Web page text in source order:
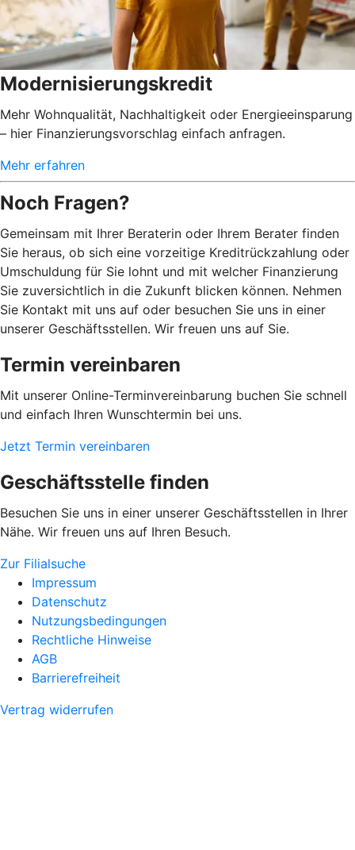
Modernisierungskredit
Mehr Wohnqualität, Nachhaltigkeit oder Energieeinsparung
– hier Finanzierungsvorschlag einfach anfragen.
Mehr erfahren
Noch Fragen?
Gemeinsam mit Ihrer Beraterin oder Ihrem Berater finden
Sie heraus, ob sich eine vorzeitige Kreditrückzahlung oder
Umschuldung für Sie lohnt und mit welcher Finanzierung
Sie zuversichtlich in die Zukunft blicken können. Nehmen
Sie Kontakt mit uns auf oder besuchen Sie uns in einer
unserer Geschäftsstellen. Wir freuen uns auf Sie.
Termin vereinbaren
Mit unserer Online-Terminvereinbarung buchen Sie schnell
und einfach Ihren Wunschtermin bei uns.
Jetzt Termin vereinbaren
Geschäftsstelle finden
Besuchen Sie uns in einer unserer Geschäftsstellen in Ihrer
Nähe. Wir freuen uns auf Ihren Besuch.
Zur Filialsuche
Impressum
Datenschutz
Nutzungsbedingungen
Rechtliche Hinweise
AGB
Barrierefreiheit
Vertrag widerrufen